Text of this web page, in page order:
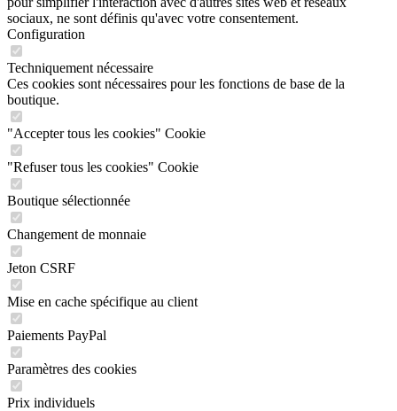
sociaux, ne sont définis qu'avec votre consentement.
Configuration
Techniquement nécessaire
Ces cookies sont nécessaires pour les fonctions de base de la
boutique.
"Accepter tous les cookies" Cookie
"Refuser tous les cookies" Cookie
Boutique sélectionnée
Changement de monnaie
Jeton CSRF
Mise en cache spécifique au client
Paiements PayPal
Paramètres des cookies
Prix individuels